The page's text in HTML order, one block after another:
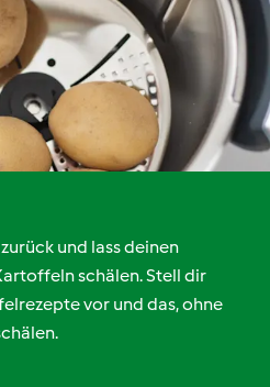
und lass deinen
schälen. Stell dir
vor und das, ohne